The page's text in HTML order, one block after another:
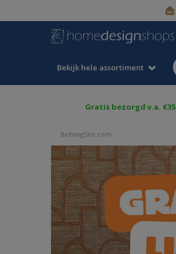
Bekijk hele assortiment
Gratis bezorgd v.a. €35
BehangSite.com